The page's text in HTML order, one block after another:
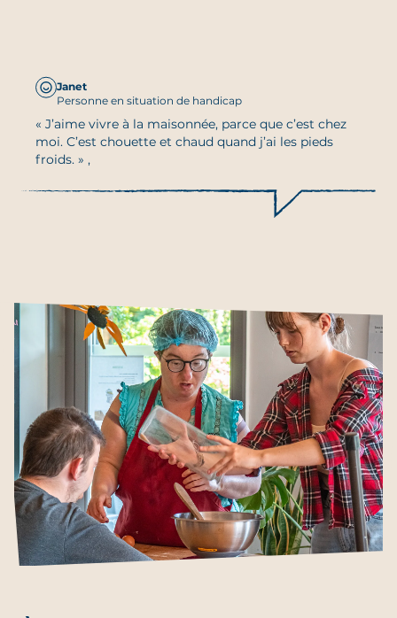
accueil@arche-aixenprovence.org
aix-en-provence.arche-france.org/
Projet de L’Arche en Martinique
Association Le Carbet du cœur
12-14 rue du 23 mai 1848
Janet
Personne en situation de handicap
« J’aime vivre à la maisonnée, parce que c’est chez
moi. C’est chouette et chaud quand j’ai les pieds
froids. » ,